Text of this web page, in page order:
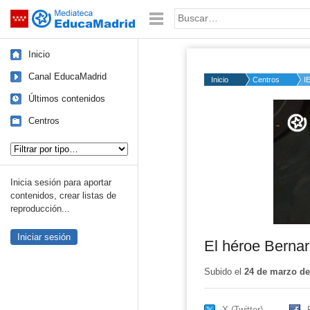
Saltar navegación Palabra o frase:
Inicio
Canal EducaMadrid
Últimos contenidos
Centros
Inicia sesión para aportar
contenidos, crear listas de
reproducción...
Iniciar sesión
Inicio Centros
Volume
50%
El héroe
Subido el 24 de marzo